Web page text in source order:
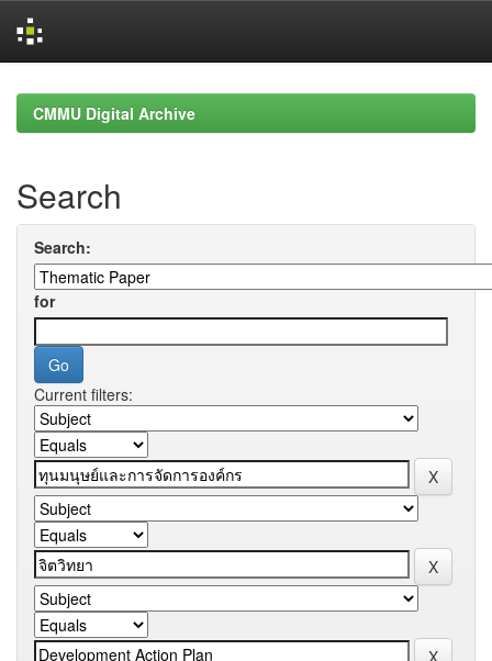
navigationCMMU Digital Archive
Search
Search:
for
Current filters: